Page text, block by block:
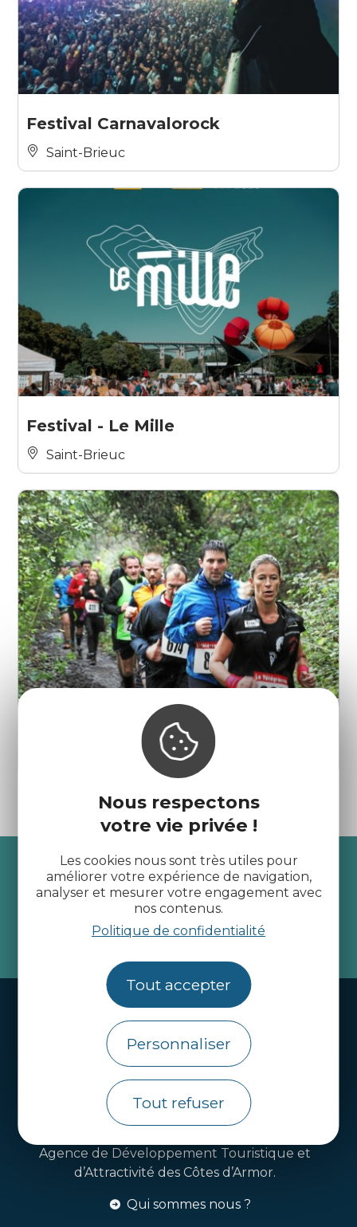
Nous respectons
votre vie privée !
Les cookies nous sont très utiles pour
améliorer votre expérience de navigation,
analyser et mesurer votre engagement avec
nos contenus.
Politique de confidentialité
Tout accepter
Personnaliser
Tout refuser
Festival Carnavalorock
Saint-Brieuc
Festival - Le Mille
Saint-Brieuc
Trail des Mines
Recevez l’actualité des
Côtes d’Armor
Handi-tourisme
Webcams
Brochures
Infos pratiques
Agence de Développement Touristique et
d’Attractivité des Côtes d’Armor.
Qui sommes nous ?